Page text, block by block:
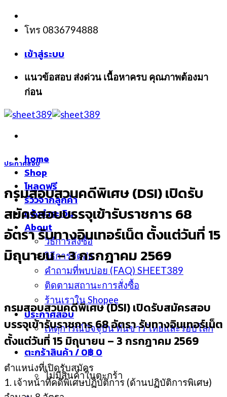
Skip
content
โทร 0836794888
เข้าสู่ระบบ
แนวข้อสอบ ส่งด่วน เนื้อหาครบ คุณภาพต้องมา
ก่อน
home
Shop
โหลดฟรี
รีวิวจากลูกค้า
แจ้งชำระเงิน
About
วิธีการสั่งซื้อ
วิธีการจัดส่ง
คำถามที่พบบ่อย (FAQ) SHEET389
ติดตามสถานะการสั่งซื้อ
ร้านเราใน Shopee
ประกาศสอบ
เหตุการณ์ปัจจุบัน ทันข่าว ไทยและรอบโลก
ตะกร้าสินค้า /0฿ 0
ไม่มีสินค้าในตะกร้า
ประกาศสอบ
กรมสอบสวนคดีพิเศษ (DSI) เปิดรับ
สมัครสอบบรรจุเข้ารับราชการ 68
อัตรา รับทางอินเทอร์เน็ต ตั้งแต่วันที่ 15
มิถุนายน – 3 กรกฎาคม 2569
กรมสอบสวนคดีพิเศษ (DSI) เปิดรับสมัครสอบ
บรรจุเข้ารับราชการ 68 อัตรา รับทางอินเทอร์เน็ต
ตั้งแต่วันที่ 15 มิถุนายน – 3 กรกฎาคม 2569
ตำแหน่งที่เปิดรับสมัคร
1. เจ้าหน้าที่คดีพิเศษปฏิบัติการ (ด้านปฏิบัติการพิเศษ)